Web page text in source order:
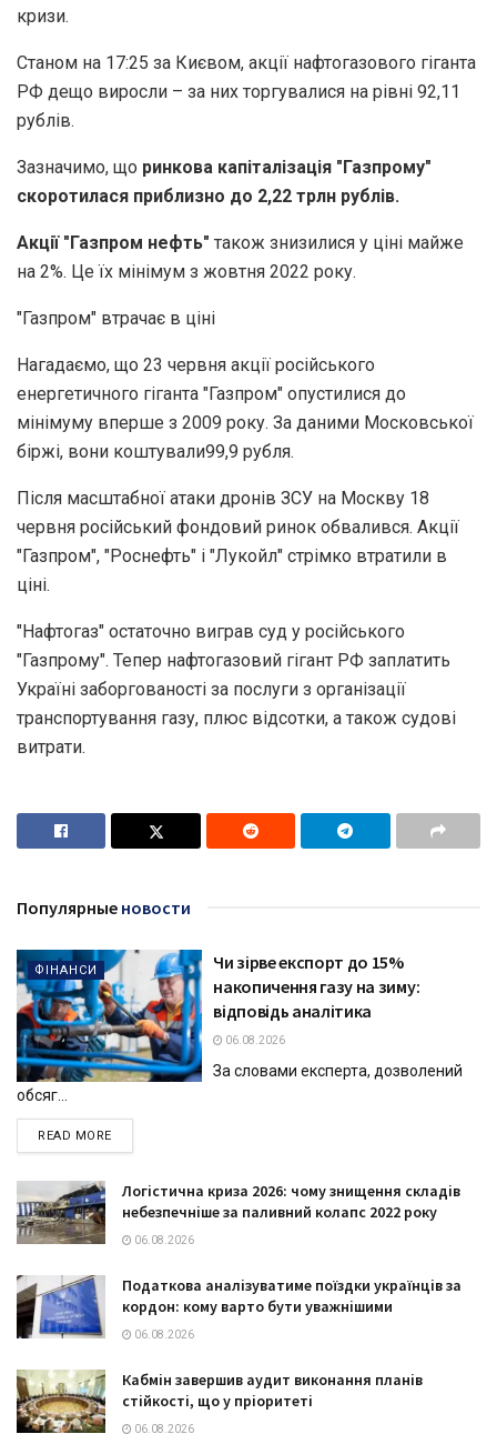
кризи.
Станом на 17:25 за Києвом, акції нафтогазового гіганта
РФ дещо виросли – за них торгувалися на рівні 92,11
рублів.
Зазначимо, що ринкова капіталізація "Газпрому"
скоротилася приблизно до 2,22 трлн рублів.
Акції "Газпром нефть" також знизилися у ціні майже
на 2%. Це їх мінімум з жовтня 2022 року.
"Газпром" втрачає в ціні
Нагадаємо, що 23 червня акції російського
енергетичного гіганта "Газпром" опустилися до
мінімуму вперше з 2009 року. За даними Московської
біржі, вони коштували99,9 рубля.
Після масштабної атаки дронів ЗСУ на Москву 18
червня російський фондовий ринок обвалився. Акції
"Газпром", "Роснефть" і "Лукойл" стрімко втратили в
ціні.
"Нафтогаз" остаточно виграв суд у російського
"Газпрому". Тепер нафтогазовий гігант РФ заплатить
Україні заборгованості за послуги з організації
транспортування газу, плюс відсотки, а також судові
витрати.
Популярные новости
ФІНАНСИ
Чи зірве експорт до 15%
накопичення газу на зиму:
відповідь аналітика
06.08.2026
За словами експерта, дозволений
обсяг...
READ MOREDETAILS
Логістична криза 2026: чому знищення складів
небезпечніше за паливний колапс 2022 року
06.08.2026
Податкова аналізуватиме поїздки українців за
кордон: кому варто бути уважнішими
06.08.2026
Кабмін завершив аудит виконання планів
стійкості, що у пріоритеті
06.08.2026